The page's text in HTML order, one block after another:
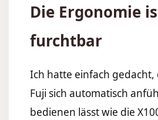
Die Ergonomie
furchtbar
Ich hatte einfach gedacht,
Fuji sich automatisch
bedienen lässt wie die